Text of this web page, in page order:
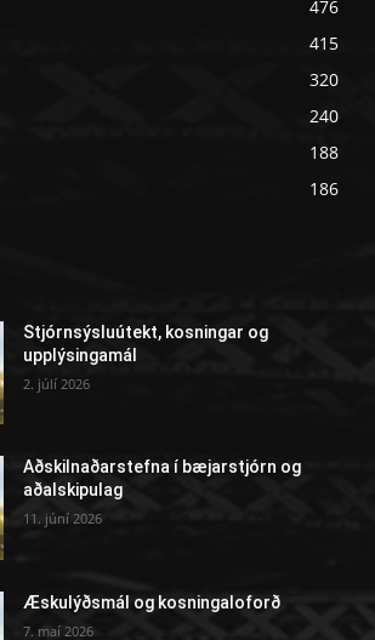
476
415
320
240
188
186
Stjórnsýsluútekt, kosningar og
upplýsingamál
2. júlí 2026
Aðskilnaðarstefna í bæjarstjórn og
aðalskipulag
11. júní 2026
Æskulýðsmál og kosningaloforð
7. maí 2026